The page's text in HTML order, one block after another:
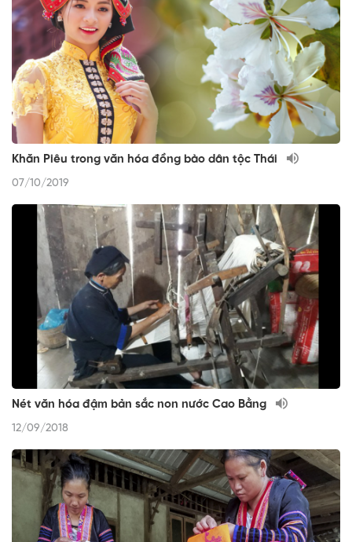
Khăn Piêu trong văn hóa đồng bào dân tộc Thái
07/10/2019
Nét văn hóa đậm bản sắc non nước Cao Bằng
12/09/2018